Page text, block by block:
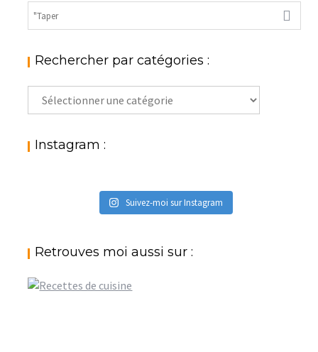
Rechercher par catégories :
Rechercher
par
: Instagram :
Suivez-moi sur Instagram
Retrouves moi aussi sur :